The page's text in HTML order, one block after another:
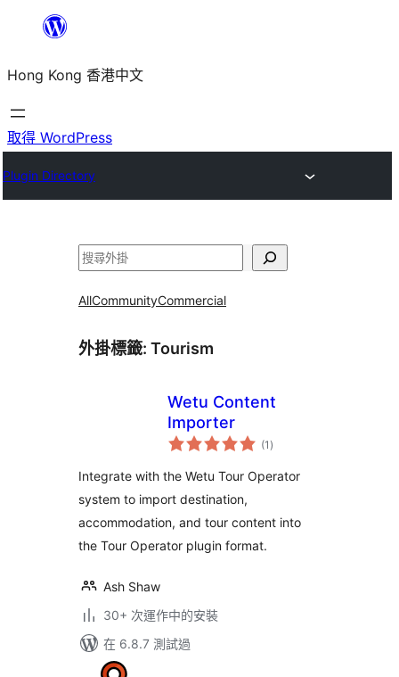
主
要
內
Hong Kong 香港中文
取得 WordPress
Plugin Directory
搜
AllCommunityCommercial
外掛標籤: Tourism
Wetu Content
Importer
(1 總
評)
Integrate with the Wetu Tour Operator
system to import destination,
accommodation, and tour content into
the Tour Operator plugin format.
Ash Shaw
30+ 次運作中的安裝
在 6.8.7 測試過